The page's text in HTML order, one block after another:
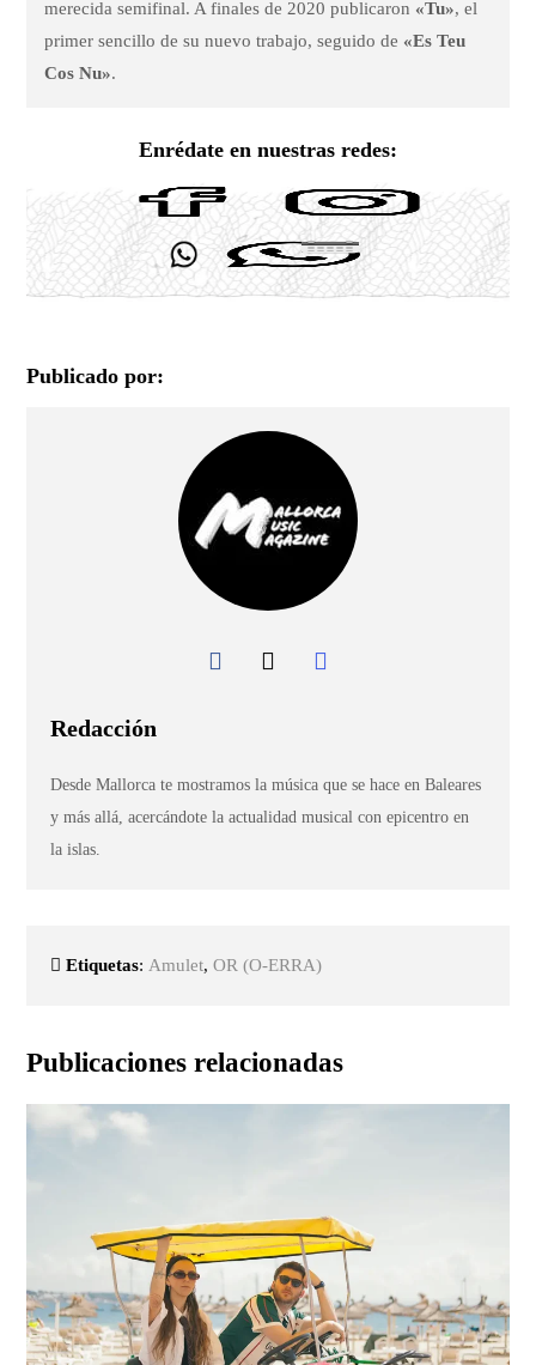
merecida semifinal. A finales de 2020 publicaron «Tu», el
primer sencillo de su nuevo trabajo, seguido de «Es Teu
Cos Nu».
Enrédate en nuestras redes:
Publicado por:
Redacción
Desde Mallorca te mostramos la música que se hace en Baleares
y más allá, acercándote la actualidad musical con epicentro en
la islas.
Etiquetas: Amulet,OR (O-ERRA)
Publicaciones relacionadas